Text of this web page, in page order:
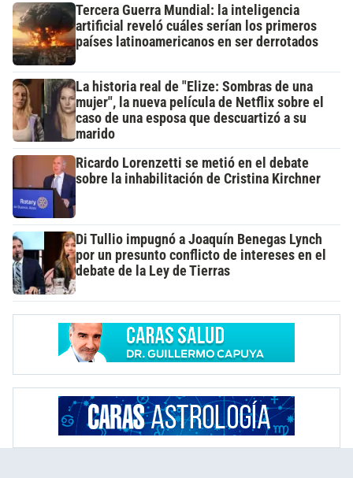
Tercera Guerra Mundial: la inteligencia
artificial reveló cuáles serían los primeros
países latinoamericanos en ser derrotados
La historia real de "Elize: Sombras de una
mujer", la nueva película de Netflix sobre el
caso de una esposa que descuartizó a su
marido
Ricardo Lorenzetti se metió en el debate
sobre la inhabilitación de Cristina Kirchner
Di Tullio impugnó a Joaquín Benegas Lynch
por un presunto conflicto de intereses en el
debate de la Ley de Tierras